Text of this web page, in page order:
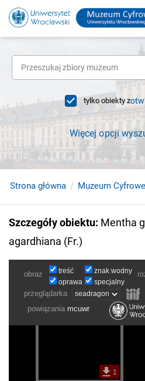
tylko obiekty z
Więcej opcji
Strona główna Muzeum
Szczegóły obiektu: Mentha
agardhiana (Fr.)